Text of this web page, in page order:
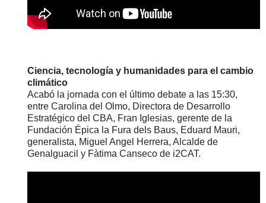
Ciencia, tecnología y humanidades para el cambio
climático
Acabó la jornada con el último debate a las 15:30,
entre Carolina del Olmo, Directora de Desarrollo
Estratégico del CBA, Fran Iglesias, gerente de la
Fundación Épica la Fura dels Baus, Eduard Mauri,
generalista, Miguel Angel Herrera, Alcalde de
Genalguacil y Fàtima Canseco de i2CAT.